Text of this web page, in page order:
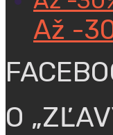
Až -
O